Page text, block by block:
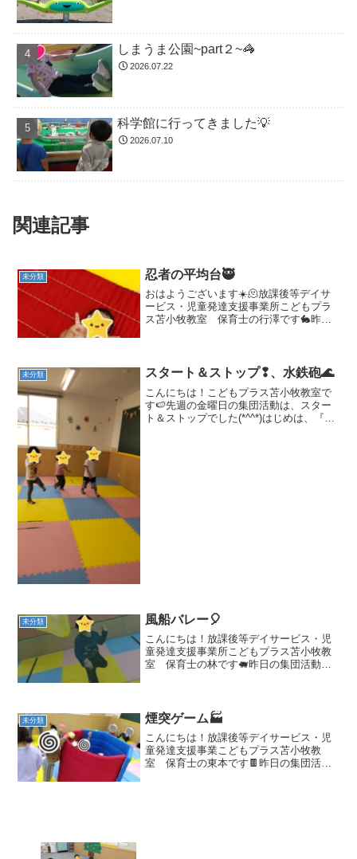
しまうま公園~part２~🦓
2026.07.22
科学館に行ってきました💡
2026.07.10
関連記事
未分類 忍者の平均台🥷
おはようございます☀️🫠放課後等デイサ
ービス・児童発達支援事業所こどもプラ
ス苫小牧教室 保育士の行澤です🐇昨日
ました！亀のポーズをと...
未分類 スタート＆ストップ❢、水鉄砲🌊
こんにちは！こどもプラス苫小牧教室で
す🍉先週の金曜日の集団活動は、スター
ト＆ストップでした(*^^*)はじめは、『ス
未分類 風船バレー🎈
こんにちは！放課後等デイサービス・児
童発達支援事業所こどもプラス苫小牧教
室 保育士の林です🐖昨日の集団活動は
ートに返す黒い線...
未分類 煙突ゲーム🏭
こんにちは！放課後等デイサービス・児
童発達支援事業こどもプラス苫小牧教
室 保育士の東本です🍫昨日の集団活動